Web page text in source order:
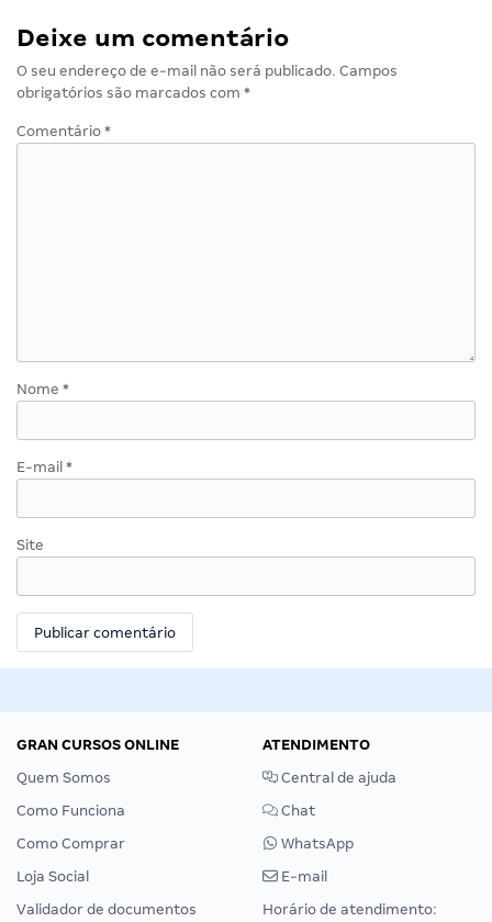
Deixe um comentário
O seu endereço de e-mail não será publicado. Campos
obrigatórios são marcados com *
Comentário *
Nome *
E-mail *
Site
GRAN CURSOS ONLINE
Quem Somos
Como Funciona
Como Comprar
Loja Social
Validador de documentos
ATENDIMENTO
Central de ajuda
Chat
WhatsApp
E-mail
Horário de atendimento: